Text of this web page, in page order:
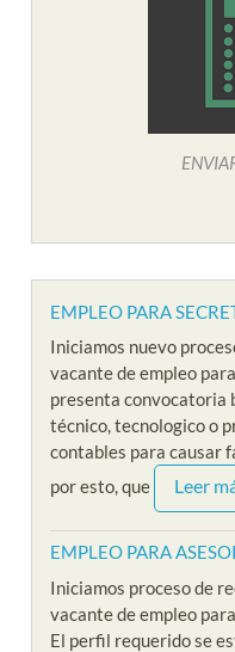
EMPLEO PARA
Iniciamos nuevo
vacante de empleo
presenta convocatoria
técnico, tecnologico o
contables para causar
por esto, que
Leer
EMPLEO PARA
Iniciamos proceso de
vacante de empleo
El perfil requerido se